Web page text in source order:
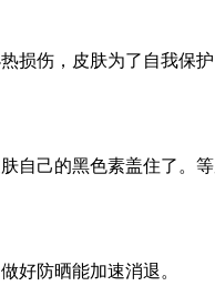
损伤，皮肤为了自我保
自己的黑色素盖住了。
好防晒能加速消退。